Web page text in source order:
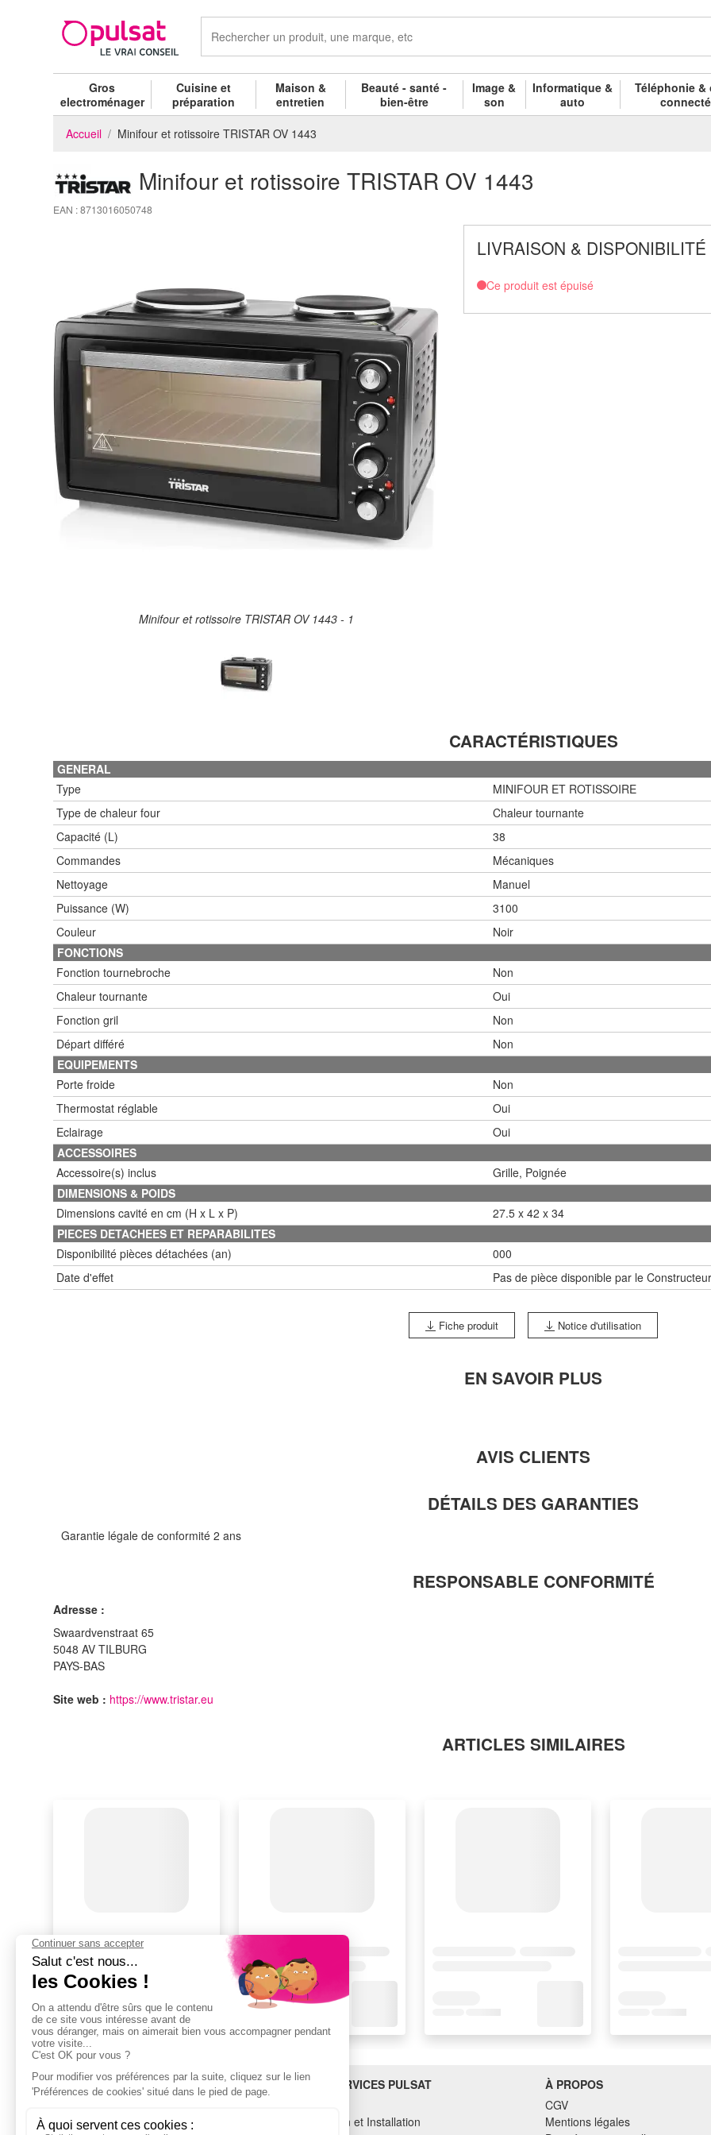
Gros
electroménager
Cuisine et
préparation
Maison &
entretien
Beauté - santé -
bien-être
Image &
son
Informatique &
auto
Téléphonie &
connecté
Accueil
Minifour et rotissoire TRISTAR OV 1443
Minifour et rotissoire TRISTAR OV 1443
EAN : 8713016050748
Minifour et rotissoire TRISTAR OV 1443 - 1
LIVRAISON & DISPONIBILITÉ
Ce produit est épuisé
CARACTÉRISTIQUES
GENERAL
Type
MINIFOUR ET ROTISSOIRE
Type de chaleur four
Chaleur tournante
Capacité (L)
38
Commandes
Mécaniques
Nettoyage
Manuel
Puissance (W)
3100
Couleur
Noir
FONCTIONS
Fonction tournebroche
Non
Chaleur tournante
Oui
Fonction gril
Non
Départ différé
Non
EQUIPEMENTS
Porte froide
Non
Thermostat réglable
Oui
Eclairage
Oui
ACCESSOIRES
Accessoire(s) inclus
Grille, Poignée
DIMENSIONS & POIDS
Dimensions cavité en cm (H x L x P)
27.5 x 42 x 34
PIECES DETACHEES ET REPARABILITES
Disponibilité pièces détachées (an)
000
Date d'effet
Pas de pièce disponible par le Constructeur
Fiche produit Notice d'utilisation
EN SAVOIR PLUS
AVIS CLIENTS
DÉTAILS DES GARANTIES
Garantie légale de conformité 2 ans
RESPONSABLE CONFORMITÉ
Adresse :
Swaardvenstraat 65
5048 AV TILBURG
PAYS-BAS
Site web : https://www.tristar.eu
ARTICLES SIMILAIRES
BESOIN D'AIDE ?
LES SERVICES PULSAT
Livraison et Installation
À PROPOS
CGV
Mentions légales